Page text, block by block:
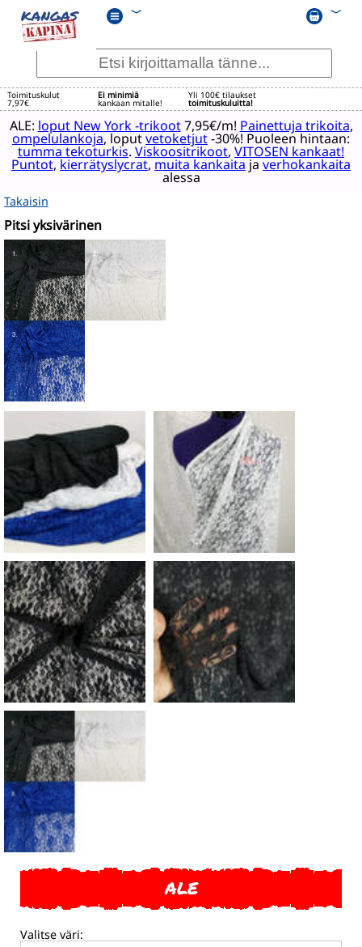
﹀ ﹀
Toimituskulut
7,97€
Ei minimiä
kankaan mitalle!
Yli 100€ tilaukset
toimituskuluitta!
ALE: loput New York -trikoot7,95€/m! Painettuja trikoita,
ompelulankoja, loputvetoketjut-30%! Puoleen hintaan:
tumma tekoturkis. Viskoositrikoot, VITOSEN kankaat!
Puntot,kierrätyslycrat,muita kankaitajaverhokankaita
alessa
Takaisin
Pitsi yksivärinen
ALE
Valitse väri: